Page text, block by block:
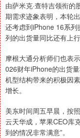
由萨米克·查特吉领衔的
期需求迹象表明，本轮
还考虑到iPhone 16系
列的出货量同比还有上
摩根大通分析师们也表
026财年iPhone的出货
机型结构带来的积极因
增长。
美东时间周五早晨，按
云天华成，苹果CEO库
到的情况非常满意”。